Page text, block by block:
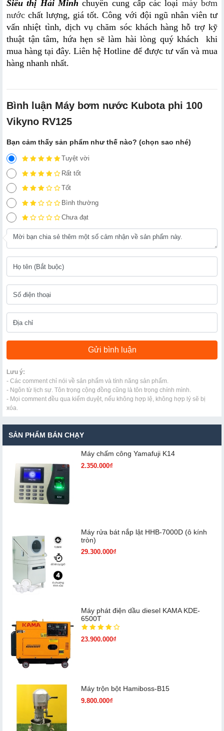
Siêu thị Hải Minh chuyên cung cấp các loại máy bơm
nước chất lượng, giá tốt. Công với đội ngũ nhân viên tư
vấn nhiệt tình, dịch vụ chăm sóc khách hàng hỗ trợ kỹ
thuật tận tâm, hứa hẹn sẽ làm hài lòng quý khách  khi
mua hàng tại đây. Liên hệ Hotline để được tư vấn và mua
hàng nhanh nhất.
Bình luận Máy bơm nước Kubota phi 100
Vikyno RV125
Bạn cảm thấy sản phẩm như thế nào? (chọn sao nhé)
Tuyệt vời
Rất tốt
Tốt
Bình thường
Chưa đạt
Lưu ý:
- Các comment chỉ nói về sản phẩm và tính năng sản phẩm.
- Ngôn từ lịch sự. Tôn trọng cộng đồng cũng là tôn trọng chính mình.
- Mọi comment đều qua kiểm duyệt, nếu không hợp lệ, không hợp lý sẽ bị
xóa.
SẢN PHẨM BÁN CHẠY
Máy chấm cô​ng Yamafuji K14
2.350.000₫
Máy rửa bát nắp lật HHB-7000D (ô kính
tròn)
29.300.000₫
Máy phát điện dầu diesel KAMA KDE-
6500T
23.900.000₫
Máy trộn bột Hamiboss-B15
9.800.000₫